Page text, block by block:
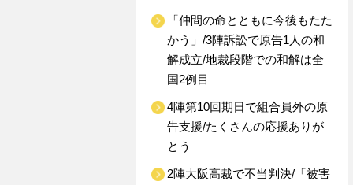
「仲間の命とともに今後もたた
かう」/3陣訴訟で原告1人の和
解成立/地裁段階での和解は全
国2例目
4陣第10回期日で組合員外の原
告支援/たくさんの応援ありが
とう
2陣大阪高裁で不当判決/「被害